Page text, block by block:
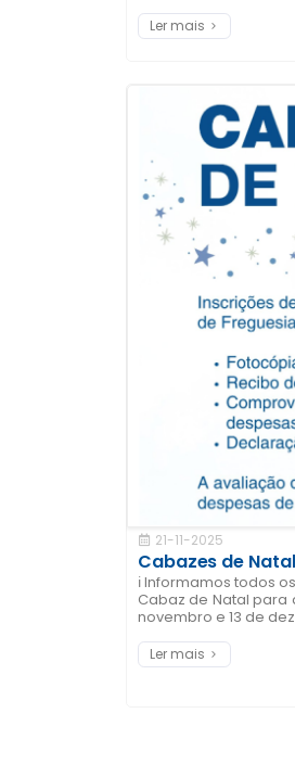
Ler mais
21-11-2025
Cabazes de
ℹ️ Informamos todos
Cabaz de Natal
novembro e 13 de
Ler mais